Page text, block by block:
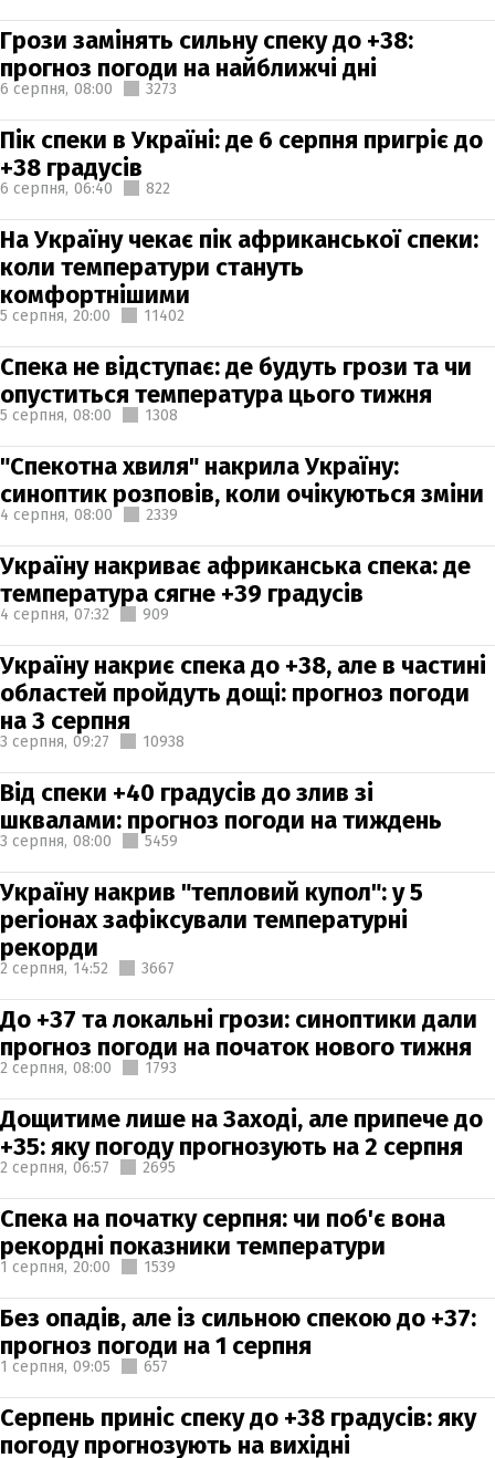
Грози замінять сильну спеку до +38:
прогноз погоди на найближчі дні
6 серпня, 08:00 3273
Пік спеки в Україні: де 6 серпня пригріє до
+38 градусів
6 серпня, 06:40 822
На Україну чекає пік африканської спеки:
коли температури стануть
комфортнішими
5 серпня, 20:00 11402
Спека не відступає: де будуть грози та чи
опуститься температура цього тижня
5 серпня, 08:00 1308
"Спекотна хвиля" накрила Україну:
синоптик розповів, коли очікуються зміни
4 серпня, 08:00 2339
Україну накриває африканська спека: де
температура сягне +39 градусів
4 серпня, 07:32 909
Україну накриє спека до +38, але в частині
областей пройдуть дощі: прогноз погоди
на 3 серпня
3 серпня, 09:27 10938
Від спеки +40 градусів до злив зі
шквалами: прогноз погоди на тиждень
3 серпня, 08:00 5459
Україну накрив "тепловий купол": у 5
регіонах зафіксували температурні
рекорди
2 серпня, 14:52 3667
До +37 та локальні грози: синоптики дали
прогноз погоди на початок нового тижня
2 серпня, 08:00 1793
Дощитиме лише на Заході, але припече до
+35: яку погоду прогнозують на 2 серпня
2 серпня, 06:57 2695
Спека на початку серпня: чи поб'є вона
рекордні показники температури
1 серпня, 20:00 1539
Без опадів, але із сильною спекою до +37:
прогноз погоди на 1 серпня
1 серпня, 09:05 657
Серпень приніс спеку до +38 градусів: яку
погоду прогнозують на вихідні